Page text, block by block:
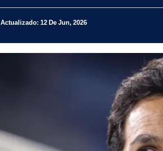
Actualizado: 12 De Jun, 2026